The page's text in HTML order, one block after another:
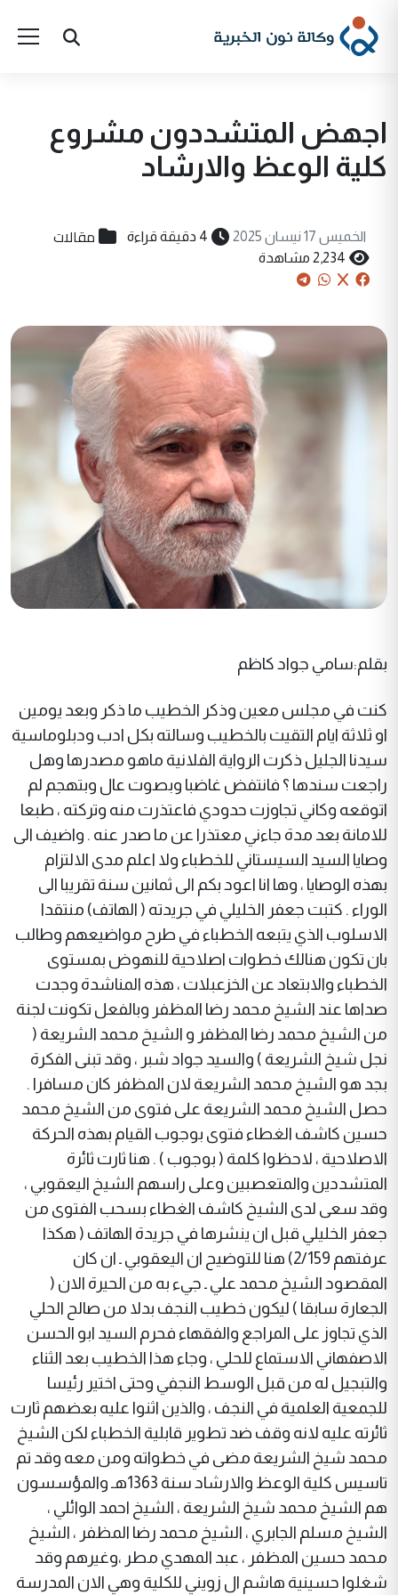
اجهض المتشددون مشروع
كلية الوعظ والارشاد
الخميس 17 نيسان 2025 4 دقيقة قراءة مقالات
2,234 مشاهدة
بقلم:سامي جواد كاظم
كنت في مجلس معين وذكر الخطيب ما ذكر وبعد يومين
او ثلاثة ايام التقيت بالخطيب وسالته بكل ادب ودبلوماسية
سيدنا الجليل ذكرت الرواية الفلانية ماهو مصدرها وهل
راجعت سندها ؟ فانتفض غاضبا وبصوت عال وبتهجم لم
اتوقعه وكاني تجاوزت حدودي فاعتذرت منه وتركته ، طبعا
للامانة بعد مدة جاءني معتذرا عن ما صدر عنه . واضيف الى
وصايا السيد السيستاني للخطباء ولا اعلم مدى الالتزام
بهذه الوصايا ، وها انا اعود بكم الى ثمانين سنة تقريبا الى
الوراء . كتبت جعفر الخليلي في جريدته ( الهاتف) منتقدا
الاسلوب الذي يتبعه الخطباء في طرح مواضيعهم وطالب
بان تكون هنالك خطوات اصلاحية للنهوض بمستوى
الخطباء والابتعاد عن الخزعبلات ، هذه المناشدة وجدت
صداها عند الشيخ محمد رضا المظفر وبالفعل تكونت لجنة
من الشيخ محمد رضا المظفر و الشيخ محمد الشريعة (
نجل شيخ الشريعة ) والسيد جواد شبر ، وقد تبنى الفكرة
بجد هو الشيخ محمد الشريعة لان المظفر كان مسافرا .
حصل الشيخ محمد الشريعة على فتوى من الشيخ محمد
حسين كاشف الغطاء فتوى بوجوب القيام بهذه الحركة
الاصلاحية ، لاحظوا كلمة ( بوجوب ) . هنا ثارت ثائرة
المتشددين والمتعصبين وعلى راسهم الشيخ اليعقوبي ،
وقد سعى لدى الشيخ كاشف الغطاء بسحب الفتوى من
جعفر الخليلي قبل ان ينشرها في جريدة الهاتف ( هكذا
عرفتهم 2/159) هنا للتوضيح ان اليعقوبي ـ ان كان
المقصود الشيخ محمد علي ـ جيء به من الحيرة الان (
الجعارة سابقا ) ليكون خطيب النجف بدلا من صالح الحلي
الذي تجاوز على المراجع والفقهاء فحرم السيد ابو الحسن
الاصفهاني الاستماع للحلي ، وجاء هذا الخطيب بعد الثناء
والتبجيل له من قبل الوسط النجفي وحتى اختير رئيسا
للجمعية العلمية في النجف ، والذين اثنوا عليه بعضهم ثارت
ثائرته عليه لانه وقف ضد تطوير قابلية الخطباء لكن الشيخ
محمد شيخ الشريعة مضى في خطواته ومن معه وقد تم
تاسيس كلية الوعظ والارشاد سنة 1363هـ والمؤسسون
هم الشيخ محمد شيخ الشريعة ، الشيخ احمد الوائلي ،
الشيخ مسلم الجابري ، الشيخ محمد رضا المظفر ، الشيخ
محمد حسين المظفر ، عبد المهدي مطر ،وغيرهم وقد
شغلوا حسينية هاشم ال زويني للكلية وهي الان المدرسة